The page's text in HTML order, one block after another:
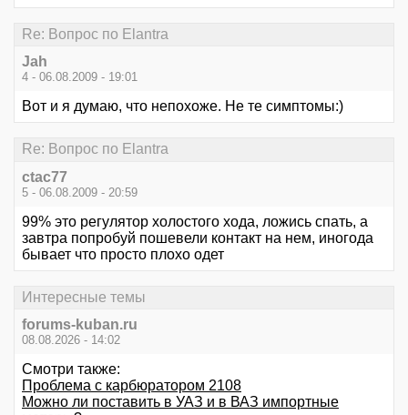
Re: Вопрос по Elantra
Jah
4 - 06.08.2009 - 19:01
Вот и я думаю, что непохоже. Не те симптомы:)
Re: Вопрос по Elantra
ctac77
5 - 06.08.2009 - 20:59
99% это регулятор холостого хода, ложись спать, а
завтра попробуй пошевели контакт на нем, иногода
бывает что просто плохо одет
Интересные темы
forums-kuban.ru
08.08.2026 - 14:02
Смотри также:
Проблема с карбюратором 2108
Можно ли поставить в УАЗ и в ВАЗ импортные